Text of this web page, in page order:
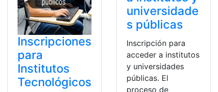
Inscripciones
para
Institutos
Tecnológicos
universidade
s públicas
Inscripción para
acceder a institutos
y universidades
públicas. El
proceso de